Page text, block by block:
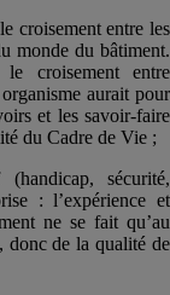
croisement entre les
monde du bâtiment.
le croisement entre
aurait pour
et les savoir-faire
du Cadre de Vie ;
sécurité,
: l’expérience et
ne se fait qu’au
donc de la qualité de